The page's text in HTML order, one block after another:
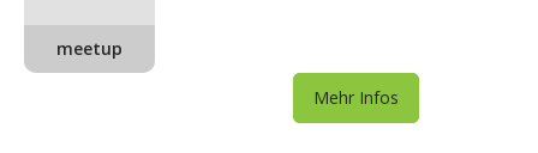
meetup
Mehr Infos